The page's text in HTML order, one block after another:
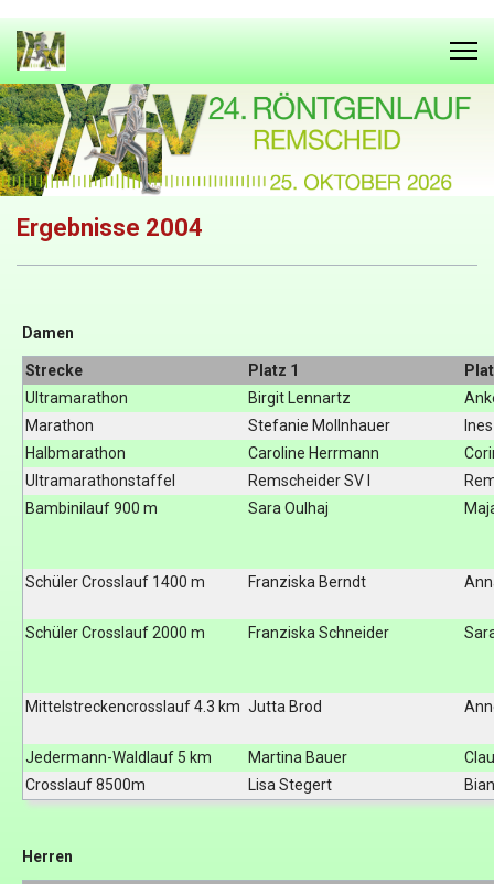
Ergebnisse 2004
Damen
Strecke Platz 1
Ultramarathon
Birgit Lennartz
Marathon
Stefanie Mollnhauer
Halbmarathon
Caroline Herrmann
Ultramarathonstaffel
Remscheider SV I
Bambinilauf 900 m
Sara Oulhaj
Schüler Crosslauf 1400 m Franziska Berndt
Schüler Crosslauf 2000 m Franziska Schneider
Mittelstreckencrosslauf 4.3 km Jutta Brod
Jedermann-Waldlauf 5 km Martina Bauer
Crosslauf 8500m
Lisa Stegert
Herren